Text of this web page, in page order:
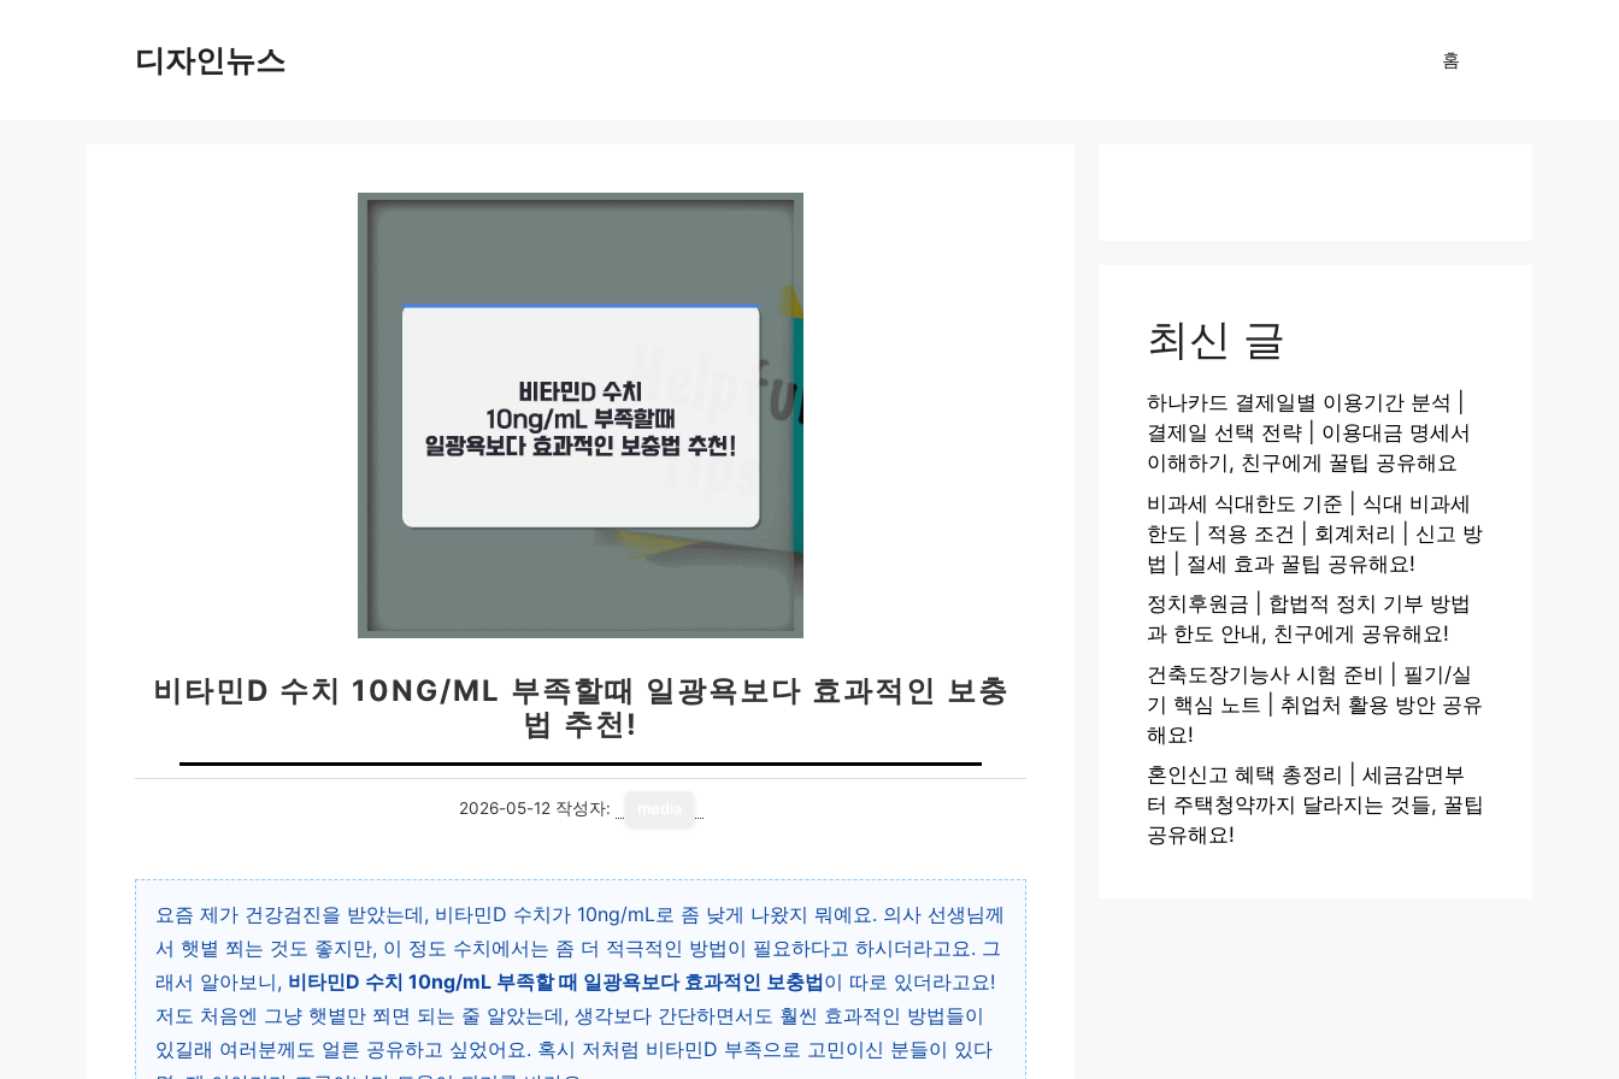
디자인뉴스 홈
비타민D 수치 10NG/ML 부족할때 일광욕보다 효과적인 보충
법 추천!
2026-05-12 작성자:
요즘 제가 건강검진을 받았는데, 비타민D 수치가 10ng/mL로 좀 낮게 나왔지 뭐예요. 의사 선생님께
서 햇볕 쬐는 것도 좋지만, 이 정도 수치에서는 좀 더 적극적인 방법이 필요하다고 하시더라고요. 그
래서 알아보니, 비타민D 수치 10ng/mL 부족할 때 일광욕보다 효과적인 보충법이 따로 있더라고요!
저도 처음엔 그냥 햇볕만 쬐면 되는 줄 알았는데, 생각보다 간단하면서도 훨씬 효과적인 방법들이
있길래 여러분께도 얼른 공유하고 싶었어요. 혹시 저처럼 비타민D 부족으로 고민이신 분들이 있다
최신 글
하나카드 결제일별 이용기간 분석 |
결제일 선택 전략 | 이용대금 명세서
이해하기, 친구에게 꿀팁 공유해요
비과세 식대한도 기준 | 식대 비과세
한도 | 적용 조건 | 회계처리 | 신고 방
법 | 절세 효과 꿀팁 공유해요!
정치후원금 | 합법적 정치 기부 방법
과 한도 안내, 친구에게 공유해요!
건축도장기능사 시험 준비 | 필기/실
기 핵심 노트 | 취업처 활용 방안 공유
해요!
혼인신고 혜택 총정리 | 세금감면부
터 주택청약까지 달라지는 것들, 꿀팁
공유해요!